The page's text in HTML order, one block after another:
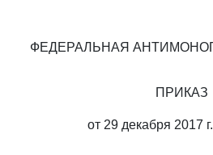
ФЕДЕРАЛЬНАЯ
ПРИКАЗ
от 29 декабря 2017